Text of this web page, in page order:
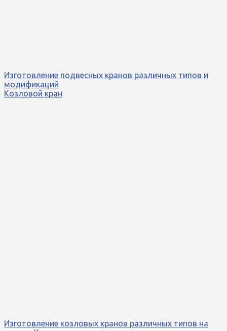
Изготовление подвесных кранов различных типов и
модификаций
Козловой кран
Изготовление козловых кранов различных типов на